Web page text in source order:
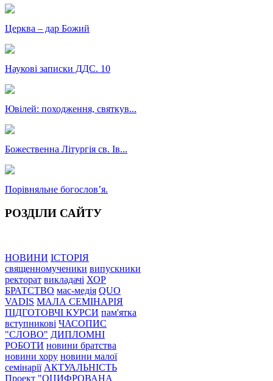
Церква – дар Божий
Наукові записки ДДС. 10
Ювілей: походження, святкув...
Божественна Літургія св. Ів...
Порівняльне богословʼя.
РОЗДІЛИ САЙТУ
НОВИНИ ІСТОРІЯ
священномученики випускники
ректорат викладачі ХОР
БРАТСТВО мас-медія QUO
VADIS МАЛА СЕМІНАРІЯ
ПІДГОТОВЧІ КУРСИ пам'ятка
вступникові ЧАСОПИС
"СЛОВО" ДИПЛОМНІ
РОБОТИ новини братства
новини хору новини малої
семінарії АКТУАЛЬНІСТЬ
Проект "ОЦИФРОВАНА